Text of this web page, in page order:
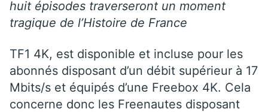
huit épisodes traverseront un moment
tragique de l’Histoire de France
TF1 4K, est disponible et incluse pour les
abonnés disposant d’un débit supérieur à 17
Mbits/s et équipés d’une Freebox 4K. Cela
concerne donc les Freenautes disposant